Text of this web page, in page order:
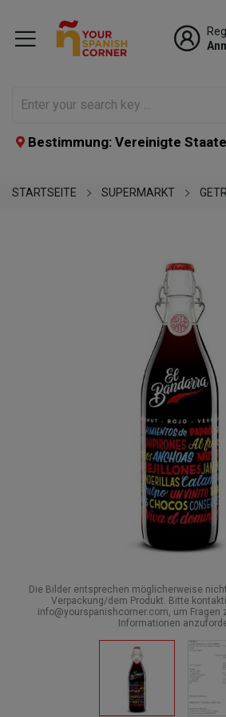
Bestimmung: Vereinigte
STARTSEITE SUPERMARKT
Die Bilder entsprechen möglicherweise
Verpackung/dem Produkt. Bitte
info@yourspanishcorner.com, um Fragen
Informationen